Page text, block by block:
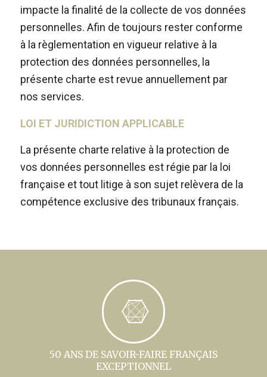
impacte la finalité de la collecte de vos données
personnelles. Afin de toujours rester conforme
à la règlementation en vigueur relative à la
protection des données personnelles, la
présente charte est revue annuellement par
nos services.
LOI ET JURIDICTION APPLICABLE
La présente charte relative à la protection de
vos données personnelles est régie par la loi
française et tout litige à son sujet relèvera de la
compétence exclusive des tribunaux français.
50 ANS DE SAVOIR-FAIRE FRANÇAIS
EXCEPTIONNEL